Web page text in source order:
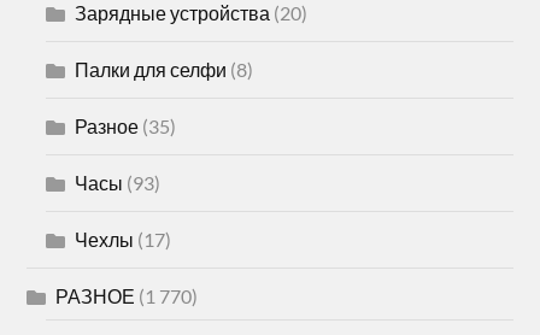
Зарядные устройства (20)
Палки для селфи (8)
Разное (35)
Часы (93)
Чехлы (17)
РАЗНОЕ (1 770)